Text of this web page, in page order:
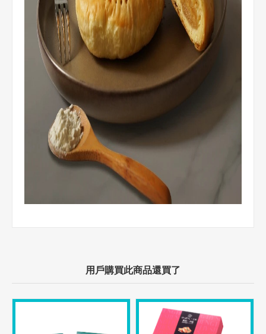
用戶購買此商品還買了